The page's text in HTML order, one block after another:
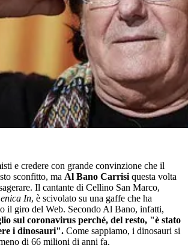
e credere con grande convinzione che il
sconfitto, ma Al Bano Carrisi questa volta
Il cantante di Cellino San Marco,
In, è scivolato su una gaffe che ha
il giro del Web. Secondo Al Bano, infatti,
sul coronavirus perché, del resto, "è stato
i dinosauri". Come sappiamo, i dinosauri si
di 66 milioni di anni fa.